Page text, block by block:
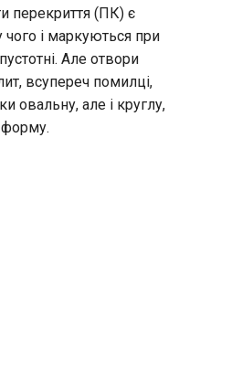
перекриття (ПК) є
чого і маркуються при
Але отвори
всупереч помилці,
овальну, але і круглу,
форму.